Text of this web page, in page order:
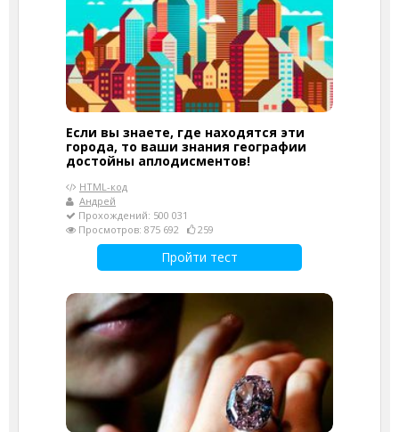
Если вы знаете, где находятся эти
города, то ваши знания географии
достойны аплодисментов!
HTML-код
Андрей
Прохождений: 500 031
Просмотров: 875 692
259
Пройти тест